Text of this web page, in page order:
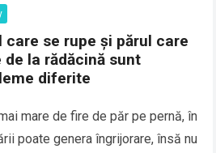
care se rupe și părul care
de la rădăcină sunt
diferite
mare de fire de păr pe pernă, în
poate genera îngrijorare, însă nu